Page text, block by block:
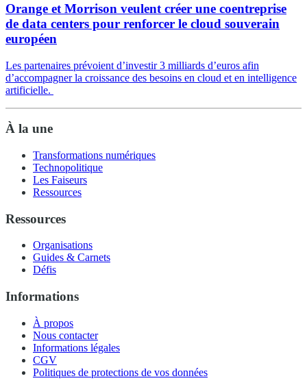
Orange et Morrison veulent créer une coentreprise
de data centers pour renforcer le cloud souverain
européen
Les partenaires prévoient d’investir 3 milliards d’euros afin
d’accompagner la croissance des besoins en cloud et en intelligence
artificielle.
À la une
Transformations numériques
Technopolitique
Les Faiseurs
Ressources
Ressources
Organisations
Guides & Carnets
Défis
Informations
À propos
Nous contacter
Informations légales
CGV
Politiques de protections de vos données